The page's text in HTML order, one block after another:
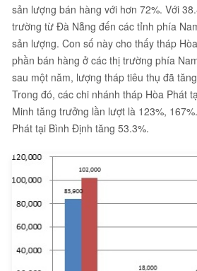
sản lượng bán hàng với hơn 72%. Với
trường từ Đà Nẵng đến các tỉnh phía
sản lượng. Con số này cho thấy tháp
phần bán hàng ở các thị trường phía
sau một năm, lượng tháp tiêu thụ đã
Trong đó, các chi nhánh tháp Hòa Phát
Minh tăng trưởng lần lượt là 123%,
Phát tại Bình Định tăng 53.3%.